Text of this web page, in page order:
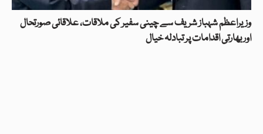
وزیراعظم شہباز شریف سے چینی سفیر کی ملاقات، علاقائی صورتحال
اور بھارتی اقدامات پر تبادلہ خیال